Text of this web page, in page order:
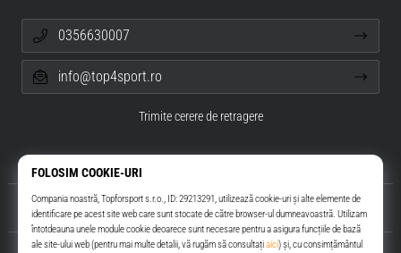
Despre noi
0356630007
info@top4sport.ro
Trimite cerere de retragere